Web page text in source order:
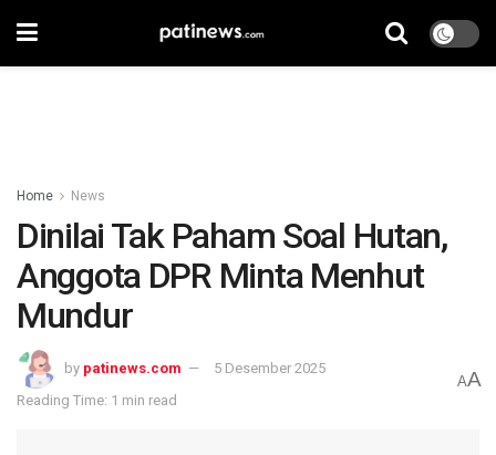
Home News
Dinilai Tak Paham Soal Hutan,
Anggota DPR Minta Menhut
Mundur
by patinews.com
5 Desember 2025
Reading Time: 1 min read
AA